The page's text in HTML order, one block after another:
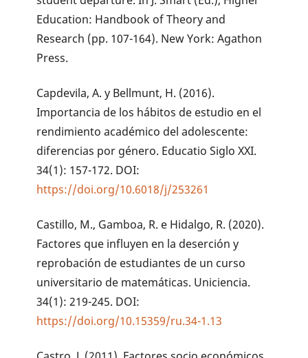
Education: Handbook of Theory and
Research (pp. 107-164). New York: Agathon
Press.
Capdevila, A. y Bellmunt, H. (2016).
Importancia de los hábitos de estudio en el
rendimiento académico del adolescente:
diferencias por género. Educatio Siglo XXI.
34(1): 157-172. DOI:
https://doi.org/10.6018/j/253261
Castillo, M., Gamboa, R. e Hidalgo, R. (2020).
Factores que influyen en la deserción y
reprobación de estudiantes de un curso
universitario de matemáticas. Uniciencia.
34(1): 219-245. DOI:
https://doi.org/10.15359/ru.34-1.13